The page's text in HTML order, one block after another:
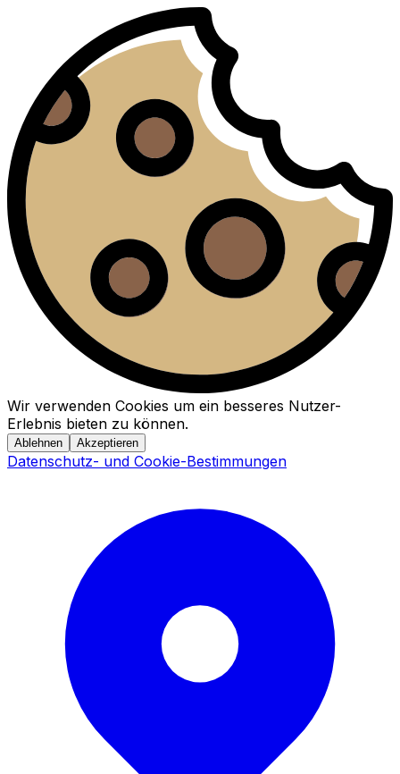
Wir verwenden Cookies um ein besseres Nutzer-
Erlebnis bieten zu können.
Ablehnen Akzeptieren
Datenschutz- und Cookie-Bestimmungen